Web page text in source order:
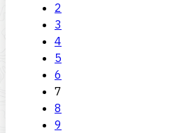
2
3
4
5
6
7
8
9